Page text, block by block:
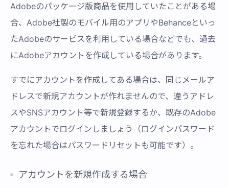
Adobeのパッケージ版商品を使用していたことがある場
合、Adobe社製のモバイル用のアプリやBehanceといっ
たAdobeのサービスを利用している場合などでも、過去
にAdobeアカウントを作成している場合があります。
すでにアカウントを作成してある場合は、同じメールア
ドレスで新規アカウントが作れませんので、違うアドレ
スやSNSアカウント等で新規登録するか、既存のAdobe
アカウントでログインしましょう（ログインパスワード
を忘れた場合はパスワードリセットも可能です）。
アカウントを新規作成する場合